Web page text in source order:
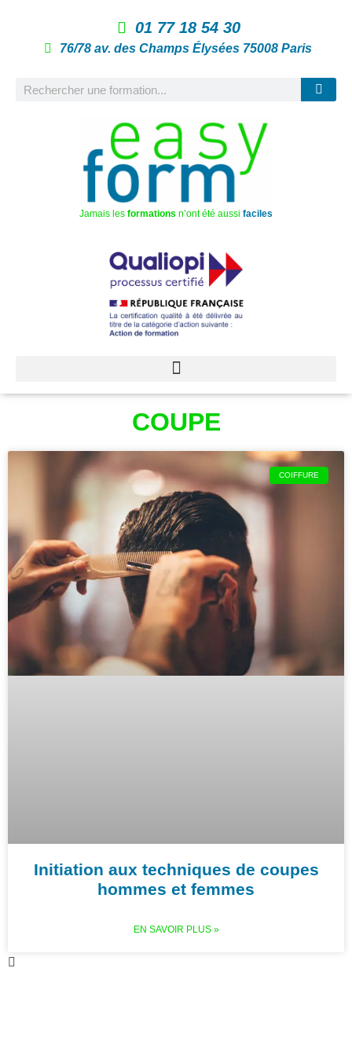
01 77 18 54 30
76/78 av. des Champs Élysées 75008 Paris
Jamais les formations n’ont été aussi faciles
COUPE
COIFFURE
Initiation aux techniques de coupes
hommes et femmes
EN SAVOIR PLUS »